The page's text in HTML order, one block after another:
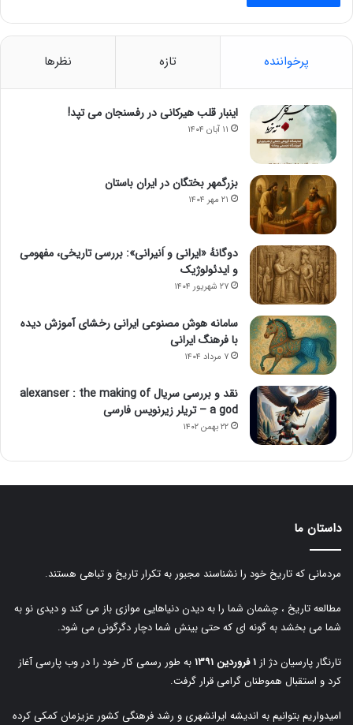
پرخواننده تازه نظرها
اینبار قلب هیرکانی در رفسنجان می تپد!
۱۱ آبان ۱۴۰۴
بزرگمهر بختگان در ایران باستان
۲۱ مهر ۱۴۰۴
دوگانهٔ «ایرانی و اَنیرانی»: بررسی تاریخی، مفهومی
و ایدئولوژیک
۲۷ شهریور ۱۴۰۴
سامانه هوش مصنوعی ایرانی رخشای آموزش دیده
با فرهنگ ایرانی
۷ مرداد ۱۴۰۴
نقد و بررسی سریال alexanser : the making of
a god – تریلر زیرنویس فارسی
۲۲ بهمن ۱۴۰۲
داستان ما
مردمانی که تاریخ خود را نشناسند مجبور به تکرار تاریخ و تباهی هستند.
مطالعه تاریخ ، چشمان شما را به دیدن دنیاهایی موازی باز می کند و دیدی نو به
شما می بخشد به گونه ای که حتی بینش شما دچار دگرگونی می شود.
تارنگار پارسیان دژ از ۱ فروردین ۱۳۹۱
به طور رسمی کار خود را در وب پارسی آغاز
کرد و استقبال هموطنان گرامی قرار گرفت.
امیدواریم بتوانیم به اندیشه ایرانشهری و رشد فرهنگی کشور عزیزمان کمکی کرده